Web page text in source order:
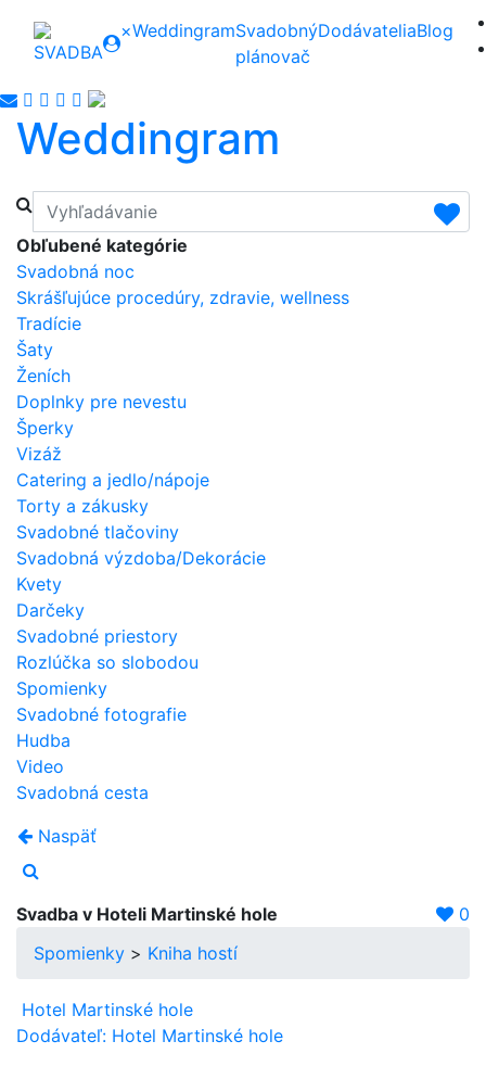
×WeddingramSvadobný
plánovač
DodávateliaBlog
Weddingram
Obľubené kategórie
Svadobná noc
Skrášľujúce procedúry, zdravie, wellness
Tradície
Šaty
Ženích
Doplnky pre nevestu
Šperky
Vizáž
Catering a jedlo/nápoje
Torty a zákusky
Svadobné tlačoviny
Svadobná výzdoba/Dekorácie
Kvety
Darčeky
Svadobné priestory
Rozlúčka so slobodou
Spomienky
Svadobné fotografie
Hudba
Video
Svadobná cesta
Naspäť
0
Svadba v Hoteli Martinské hole
Spomienky > Kniha hostí
Hotel Martinské hole
Dodávateľ: Hotel Martinské hole